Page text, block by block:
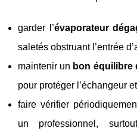
garder l’évaporateur
saletés obstruant l’entrée
maintenir un bon équilibre
pour protéger l’échangeur
faire vérifier
un professionnel,